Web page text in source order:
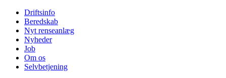
Driftsinfo
Beredskab
Nyt renseanlæg
Nyheder
Job
Om os
Selvbetjening